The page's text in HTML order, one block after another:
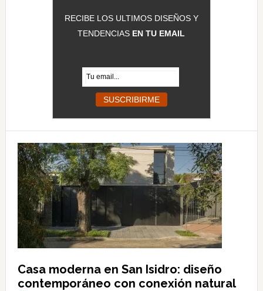
RECIBE LOS ULTIMOS DISEÑOS Y
TENDENCIAS EN TU EMAIL
Casa moderna en San Isidro: diseño
contemporáneo con conexión natural